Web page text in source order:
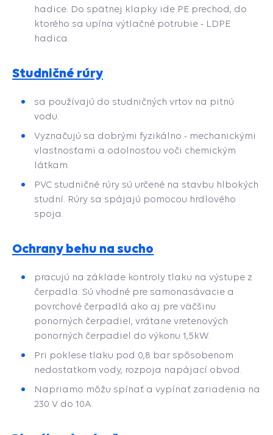
hadice. Do spätnej klapky ide PE prechod, do
ktorého sa upína výtlačné potrubie - LDPE
hadica.
Studničné rúry
sa používajú do studničných vrtov na pitnú
vodu.
Vyznačujú sa dobrými fyzikálno - mechanickými
vlastnosťami a odolnosťou voči chemickým
látkam.
PVC studničné rúry sú určené na stavbu hlbokých
studní. Rúry sa spájajú pomocou hrdlového
spoja.
Ochrany behu na sucho
pracujú na základe kontroly tlaku na výstupe z
čerpadla. Sú vhodné pre samonasávacie a
povrchové čerpadlá ako aj pre väčšinu
ponorných čerpadiel, vrátane vretenových
ponorných čerpadiel do výkonu 1,5kW.
Pri poklese tlaku pod 0,8 bar spôsobenom
nedostatkom vody, rozpoja napájací obvod.
Napriamo môžu spínať a vypínať zariadenia na
230 V do 10A.